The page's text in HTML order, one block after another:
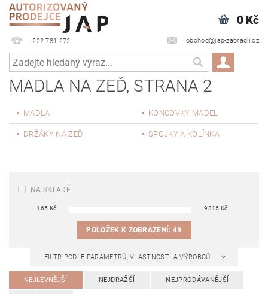
222 781 272 obchod@jap-zabradli.cz
0 Kč
MADLA NA ZEĎ, STRANA 2
MADLA KONCOVKY MADEL
DRŽÁKY NA ZEĎ SPOJKY A KOLÍNKA
NA SKLADĚ
165 Kč 9315 Kč
POLOŽEK K ZOBRAZENÍ:49
FILTR PODLE PARAMETRŮ, VLASTNOSTÍ A VÝROBCŮ
NEJLEVNĚJŠÍ NEJDRAŽŠÍ NEJPRODÁVANĚJŠÍ